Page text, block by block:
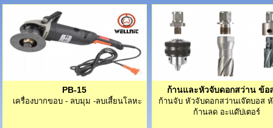
PB-15
เครื่องบากขอบ - ลบมุม -ลบเสี้ยนโลหะ
ก้านและหัวจับดอกสว่าน ข้อ
ก้านจับ หัวจับดอกสว่านเจ๊ตบอส
ก้านลด อะแด๊ปเตอร์